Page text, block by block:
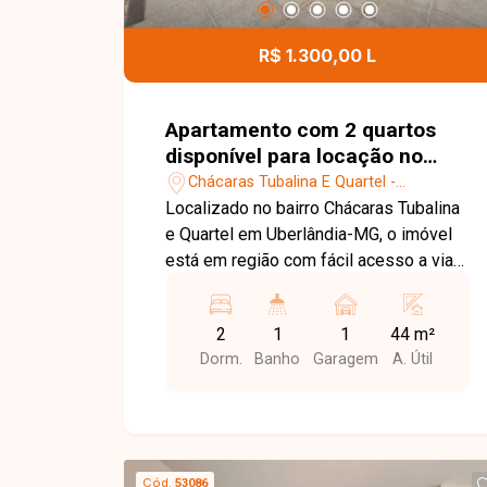
para conhecer esta excelente
R$ 1.300,00 L
Apartamento com 2 quartos
disponível para locação no
bairro Chácaras Tubalina E
Quartel em Uberlândia-MG
Chácaras Tubalina E Quartel -
Uberlândia/MG
Localizado no bairro Chácaras Tubalina
e Quartel em Uberlândia-MG, o imóvel
está em região com fácil acesso a vias
proporcionando praticidade no dia a dia.
O apartamento é novo primeira locação
no segundo piso apenas um lance de
(vai ser instalado o Box), 2 quartos, 1
2
Dorm.
1
Banho
1
Garagem
44 m²
A. Útil
Cód. 53086